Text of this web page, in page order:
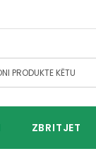
ZBRITJET